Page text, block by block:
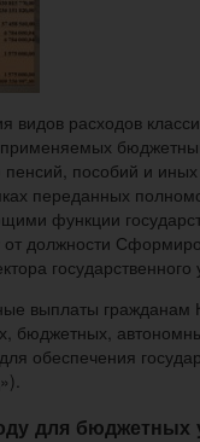
видов расходов
пенсий, пособий и
переданных
функции
должности
выплаты гражданам
бюджетных,
для обеспечения
для бюджетных